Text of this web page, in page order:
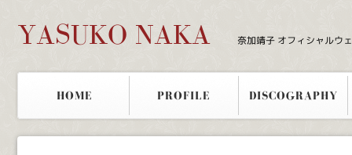
YASUKO NAKA 奈加靖子 オフィシャルウ
HOME PROFILE DISCOGRAPHY